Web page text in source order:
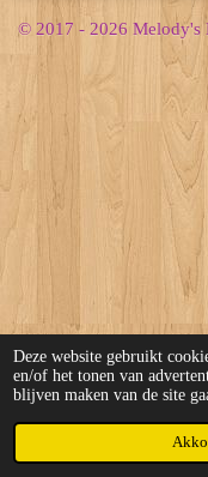
Deze website gebruikt
en/of het tonen van
blijven maken van de site
© 2017 - 2026 Melody's